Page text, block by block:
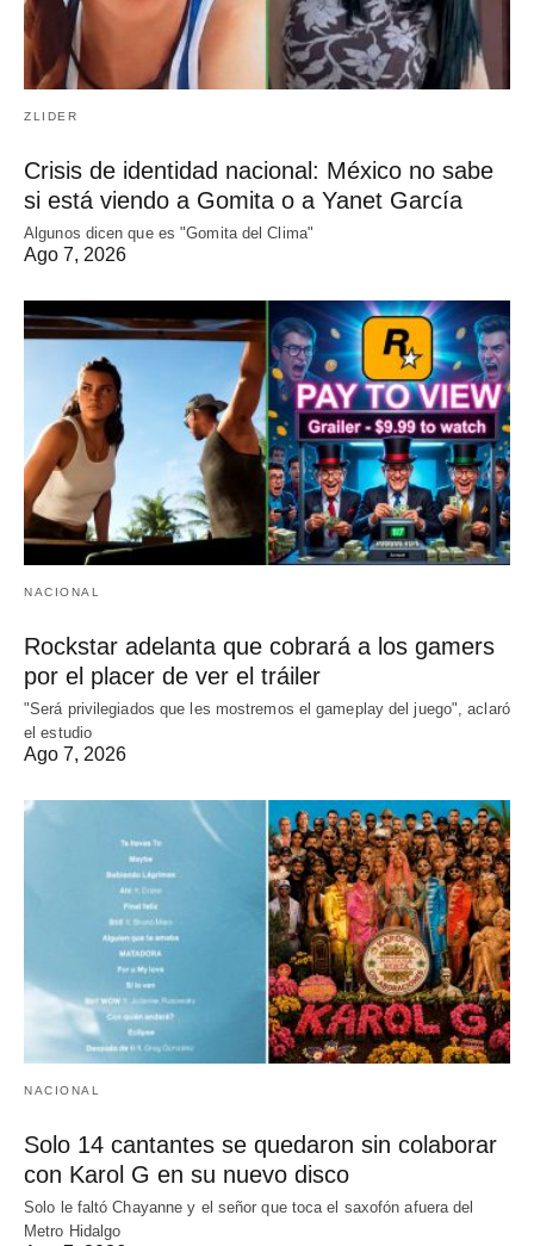
ZLIDER
Crisis de identidad nacional: México no sabe
si está viendo a Gomita o a Yanet García
Algunos dicen que es "Gomita del Clima"
Ago 7, 2026
NACIONAL
Rockstar adelanta que cobrará a los gamers
por el placer de ver el tráiler
"Será privilegiados que les mostremos el gameplay del juego", aclaró
el estudio
Ago 7, 2026
NACIONAL
Solo 14 cantantes se quedaron sin colaborar
con Karol G en su nuevo disco
Solo le faltó Chayanne y el señor que toca el saxofón afuera del
Metro Hidalgo